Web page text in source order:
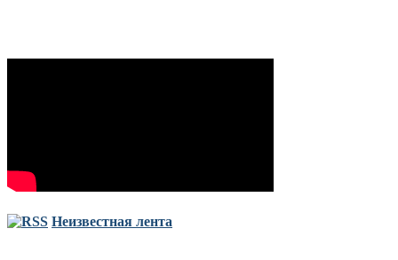
Неизвестная лента